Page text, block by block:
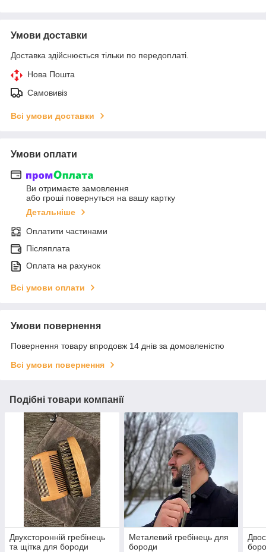
Умови доставки
Доставка здійснюється тільки по передоплаті.
Нова Пошта
Самовивіз
Всі умови доставки
Умови оплати
Ви отримаєте замовлення
або гроші повернуться на вашу картку
Детальніше
Оплатити частинами
Післяплата
Оплата на рахунок
Всі умови оплати
Умови повернення
Повернення товару впродовж 14 днів за домовленістю
Всі умови повернення
Подібні товари компанії
Двухсторонній гребінець
та щітка для бороди
Металевий гребінець для
бороди